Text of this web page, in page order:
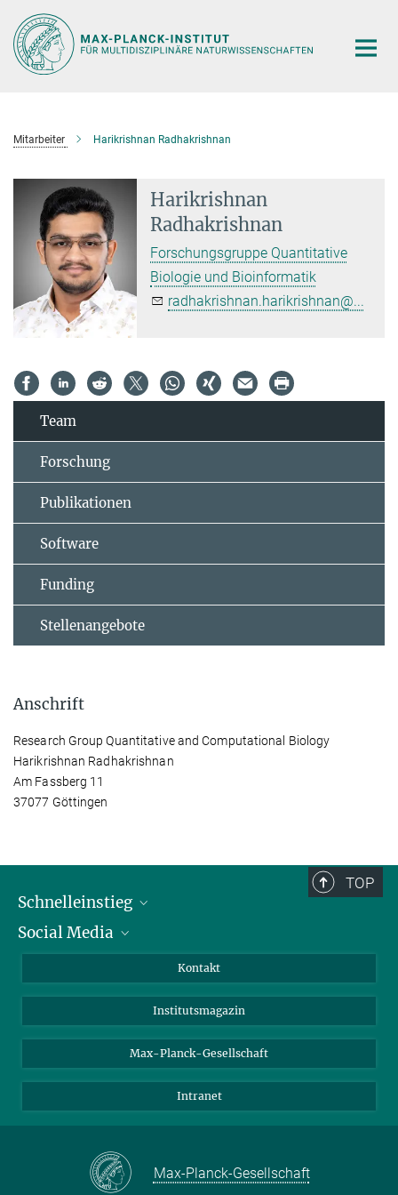
Hauptinhalt
Mitarbeiter Harikrishnan Radhakrishnan
Harikrishnan
Radhakrishnan
Forschungsgruppe Quantitative
Biologie und Bioinformatik
radhakrishnan.harikrishnan@...
Team
Forschung
Publikationen
Software
Funding
Stellenangebote
Anschrift
Research Group Quantitative and Computational Biology
Harikrishnan Radhakrishnan
Am Fassberg 11
37077 Göttingen
TOP
Schnelleinstieg
Alumni
Schulen
Studierende
Social Media
Facebook
YouTube
Kontakt
Institutsmagazin
Max-Planck-Gesellschaft
Intranet
Max-Planck-Gesellschaft